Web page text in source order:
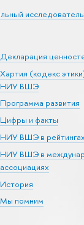
Декларация
Хартия (кодекс
НИУ ВШЭ
Программа развития
Цифры и факты
НИУ ВШЭ в рейтингах
НИУ ВШЭ в
ассоциациях
История
Мы помним